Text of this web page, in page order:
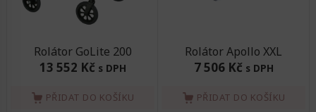
Rolátor GoLite 200
13 552 Kč s DPH
PŘIDAT DO KOŠÍKU
Rolátor Apollo XXL
7 506 Kč s DPH
PŘIDAT DO KOŠÍKU